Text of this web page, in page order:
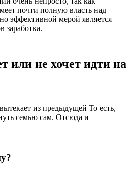
почти полную власть над
эффективной мерой является
заработка.
или не хочет идти на
из предыдущей То есть,
семью сам. Отсюда и